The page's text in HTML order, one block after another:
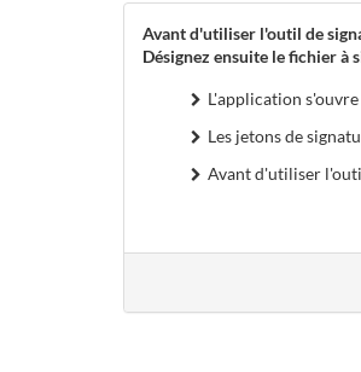
Avant d'utiliser l'outil de
Désignez ensuite le fichier à
L'application
Les jetons de
Avant d'utiliser